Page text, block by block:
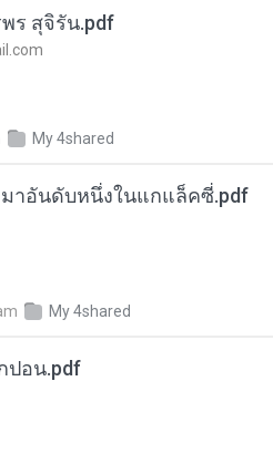
ร สุจิรัน.pdf
My 4shared
มาอันดับหนึ่งในแกแล็คซี่.pdf
My 4shared
ปอน.pdf